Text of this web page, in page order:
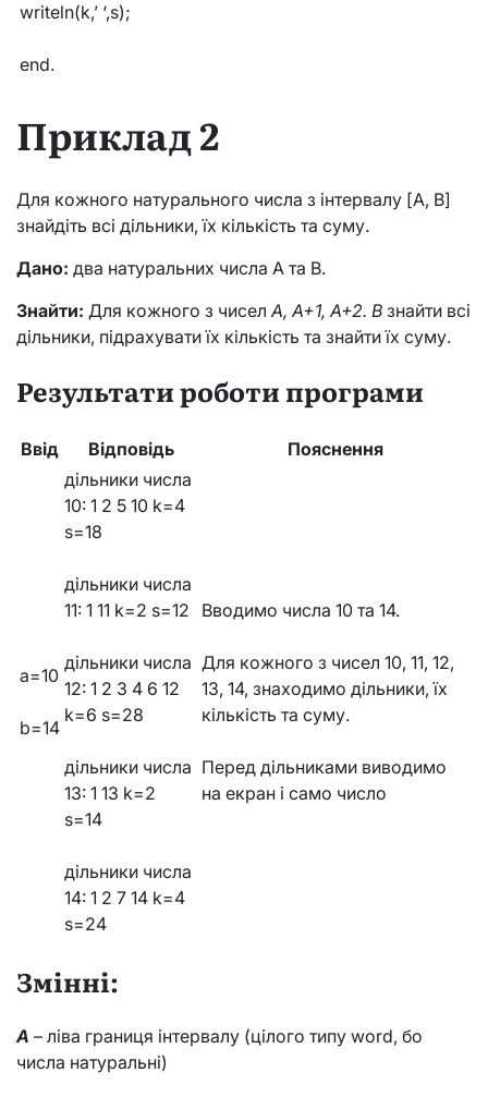
writeln(k,’ ‘,s);
end.
Приклад 2
Для кожного натурального числа з інтервалу [A, B]
знайдіть всі дільники, їх кількість та суму.
Дано: два натуральних числа A та B.
Знайти: Для кожного з чисел A, A+1, A+2. B знайти всі
дільники, підрахувати їх кількість та знайти їх суму.
Результати роботи програми
Ввід Відповідь Пояснення
a=10
b=14
дільники числа
10: 1 2 5 10 k=4
s=18
дільники числа
11: 1 11 k=2 s=12
дільники числа
12: 1 2 3 4 6 12
k=6 s=28
дільники числа
13: 1 13 k=2
s=14
дільники числа
14: 1 2 7 14 k=4
s=24
Вводимо числа 10 та 14.
Для кожного з чисел 10, 11, 12,
13, 14, знаходимо дільники, їх
кількість та суму.
Перед дільниками виводимо
на екран і само число
Змінні:
A – ліва границя інтервалу (цілого типу word, бо
числа натуральні)